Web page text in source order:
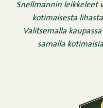
Snellmannin leikkeleet
kotimaisesta
Valitsemalla
samalla